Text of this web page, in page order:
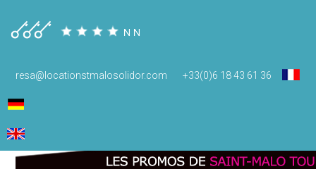
resa@locationstmalosolidor.com +33(0)6 18 43 61 36
Guides